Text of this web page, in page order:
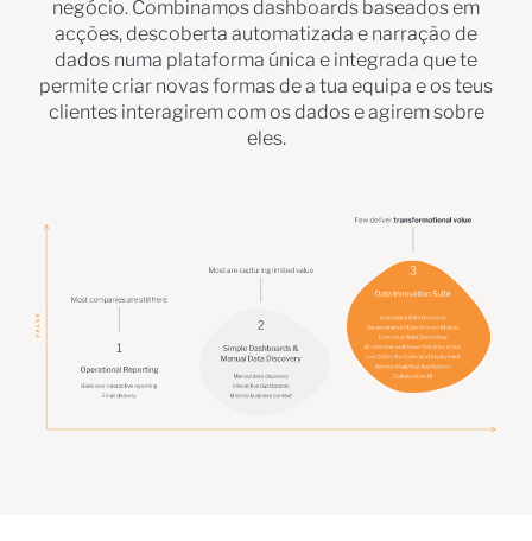
negócio. Combinamos dashboards baseados em
acções, descoberta automatizada e narração de
dados numa plataforma única e integrada que te
permite criar novas formas de a tua equipa e os teus
clientes interagirem com os dados e agirem sobre
eles.